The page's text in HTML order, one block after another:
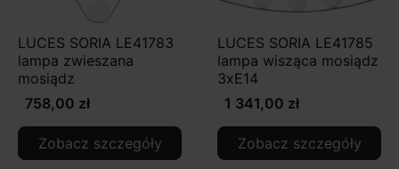
LUCES SORIA LE41783
lampa zwieszana
mosiądz
758,00 zł
Zobacz szczegóły
LUCES SORIA LE41785
lampa wisząca mosiądz
3xE14
1 341,00 zł
Zobacz szczegóły